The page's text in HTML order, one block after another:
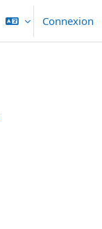
Connexion